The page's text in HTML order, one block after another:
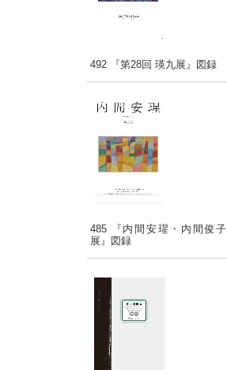
492 『第28回 瑛九展』図録
485 『内間安瑆・内間俊子
展』図録